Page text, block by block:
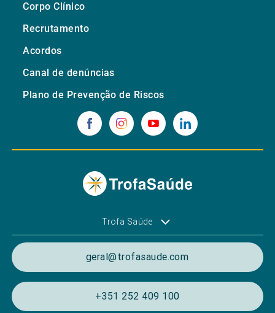
Corpo Clínico
Recrutamento
Acordos
Canal de denúncias
Plano de Prevenção de Riscos
Trofa Saúde
geral@trofasaude.com
+351 252 409 100